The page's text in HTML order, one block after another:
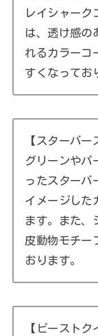
レイシャーク
は、透け感の
れるカラーコ
すくなってお
【スターバー
グリーンやパ
ったスターバ
イメージした
ます。また、
皮動物モチー
おります。
【ビーストク